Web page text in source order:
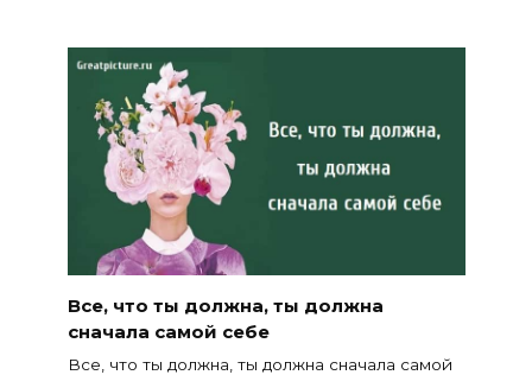
Все, что ты должна, ты должна
сначала самой себе
Все, что ты должна, ты должна сначала самой